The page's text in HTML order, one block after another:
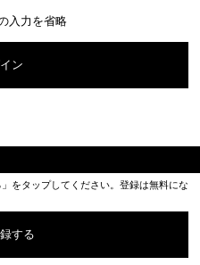
入力を省略
ン
をタップしてください。登録は無料にな
する